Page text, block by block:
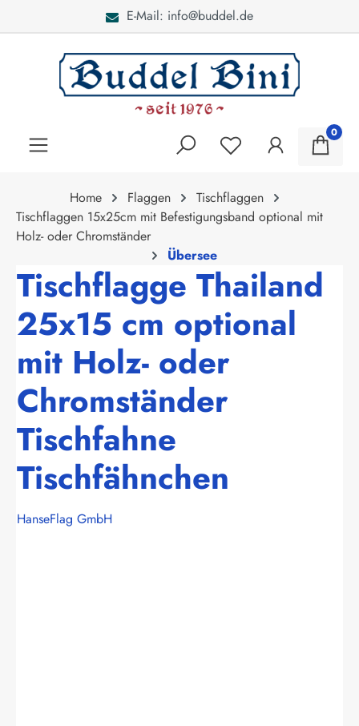
E-Mail: info@buddel.de
0
Home Flaggen
Tischflaggen
Tischflaggen 15x25cm mit Befestigungsband optional mit
Holz- oder Chromständer
Übersee
Tischflagge Thailand
25x15 cm optional
mit Holz- oder
Chromständer
Tischfahne
Tischfähnchen
HanseFlag GmbH